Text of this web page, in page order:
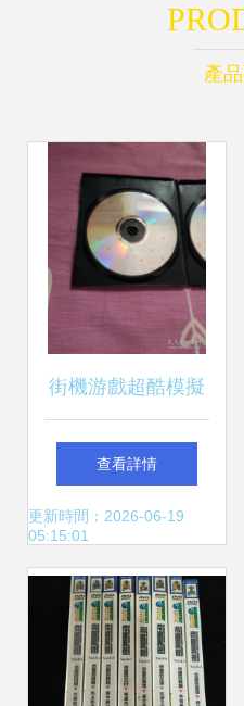
產
街機游戲超酷模擬
器游戲全集(2CD)
重溫經典，正版收
藏
查看詳情
更新時間：2026-06-19
05:15:01